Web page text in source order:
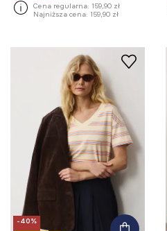
Cena regularna: 159,90 zł
Najniższa cena: 159,90 zł
-40%